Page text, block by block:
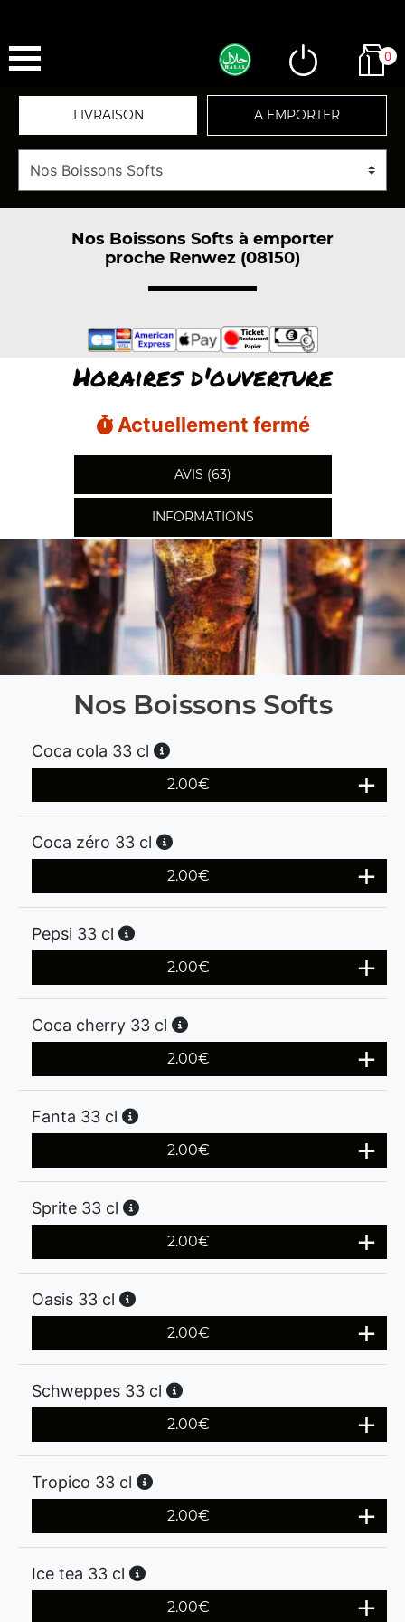
0
LIVRAISON A EMPORTER
Nos Boissons Softs à emporter
proche Renwez (08150)
Horaires d'ouverture
Actuellement fermé
AVIS (63)
INFORMATIONS
Nos Boissons Softs
Coca cola 33 cl
2.00€
Coca zéro 33 cl
2.00€
Pepsi 33 cl
2.00€
Coca cherry 33 cl
2.00€
Fanta 33 cl
2.00€
Sprite 33 cl
2.00€
Oasis 33 cl
2.00€
Schweppes 33 cl
2.00€
Tropico 33 cl
2.00€
Ice tea 33 cl
2.00€